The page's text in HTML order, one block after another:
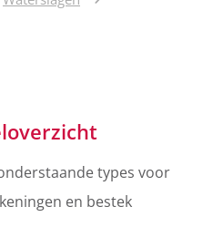
types voor
en bestek